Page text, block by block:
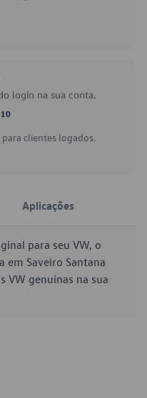
login na sua conta.
clientes logados.
Aplicações
para seu VW, o
Saveiro Santana
VW genuínas na sua